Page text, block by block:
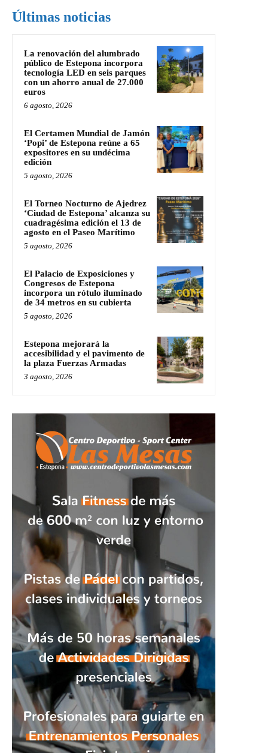
Últimas noticias
La renovación del alumbrado
público de Estepona incorpora
tecnología LED en seis parques
con un ahorro anual de 27.000
euros
6 agosto, 2026
El Certamen Mundial de Jamón
‘Popi’ de Estepona reúne a 65
expositores en su undécima
edición
5 agosto, 2026
El Torneo Nocturno de Ajedrez
‘Ciudad de Estepona’ alcanza su
cuadragésima edición el 13 de
agosto en el Paseo Marítimo
5 agosto, 2026
El Palacio de Exposiciones y
Congresos de Estepona
incorpora un rótulo iluminado
de 34 metros en su cubierta
5 agosto, 2026
Estepona mejorará la
accesibilidad y el pavimento de
la plaza Fuerzas Armadas
3 agosto, 2026